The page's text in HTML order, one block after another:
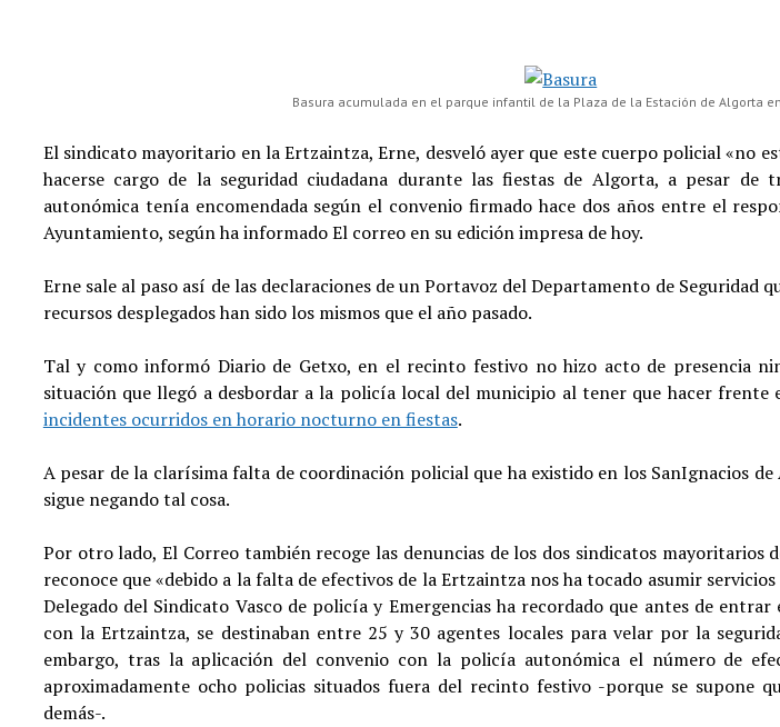
Basura acumulada en el parque infantil de la Plaza de la Estación de Algorta
El sindicato mayoritario en la Ertzaintza, Erne, desveló ayer que este cuerpo policial «no
hacerse cargo de la seguridad ciudadana durante las fiestas de Algorta, a pesar
autonómica tenía encomendada según el convenio firmado hace dos años entre el
Ayuntamiento, según ha informado El correo en su edición impresa de hoy.
Erne sale al paso así de las declaraciones de un Portavoz del Departamento de Seguridad
recursos desplegados han sido los mismos que el año pasado.
Tal y como informó Diario de Getxo, en el recinto festivo no hizo acto de presencia
situación que llegó a desbordar a la policía local del municipio al tener que hacer frente
incidentes ocurridos en horario nocturno en fiestas.
A pesar de la clarísima falta de coordinación policial que ha existido en los SanIgnacios
sigue negando tal cosa.
Por otro lado, El Correo también recoge las denuncias de los dos sindicatos mayoritarios
reconoce que «debido a la falta de efectivos de la Ertzaintza nos ha tocado asumir
Delegado del Sindicato Vasco de policía y Emergencias ha recordado que antes de
con la Ertzaintza, se destinaban entre 25 y 30 agentes locales para velar por la
embargo, tras la aplicación del convenio con la policía autonómica el número de
aproximadamente ocho policias situados fuera del recinto festivo -porque se supone
demás-.